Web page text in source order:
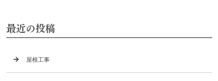
最近の投稿
屋根工事